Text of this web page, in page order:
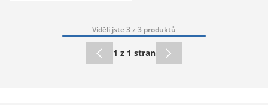
Viděli jste 3 z 3 produktů
1 z 1 stran